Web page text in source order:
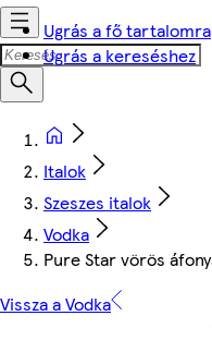
Ugrás a fő tartalomra
Ugrás a kereséshez
Italok
Szeszes italok
Vodka
Pure Star vörös
Vissza a Vodka